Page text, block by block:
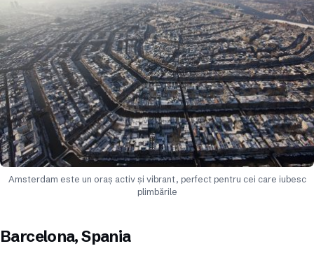
Amsterdam este un oraș activ și vibrant, perfect pentru cei care iubesc
plimbările
Barcelona, Spania